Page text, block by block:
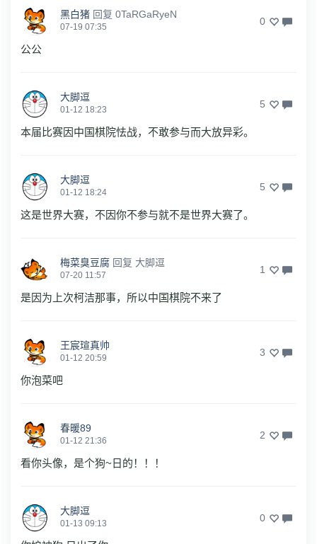
黑白猪 回复 0TaRGaRyeN
07-19 07:35 0
公公
大脚逗
01-12 18:23 5
本届比赛因中国棋院怯战，不敢参与而大放异彩。
大脚逗
01-12 18:24 5
这是世界大赛，不因你不参与就不是世界大赛了。
梅菜臭豆腐 回复 大脚逗
07-20 11:57 1
是因为上次柯洁那事，所以中国棋院不来了
王宸瑄真帅
01-12 20:59 3
你泡菜吧
春暖89
01-12 21:36 2
看你头像，是个狗~日的！！！
大脚逗
01-13 09:13 0